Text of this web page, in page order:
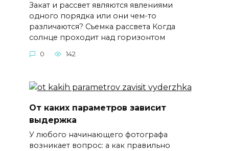
Закат и рассвет являются явлениями
одного порядка или они чем-то
различаются? Съемка рассвета Когда
солнце проходит над горизонтом
0 142
От каких параметров зависит
выдержка
У любого начинающего фотографа
возникает вопрос: а как правильно